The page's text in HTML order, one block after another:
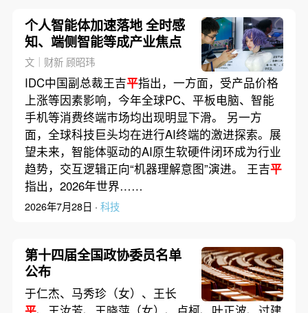
个人智能体加速落地 全时感
知、端侧智能等成产业焦点
文｜财新 顾昭玮
IDC中国副总裁王吉平指出，一方面，受产品价格
上涨等因素影响，今年全球PC、平板电脑、智能
手机等消费终端市场均出现明显下滑。 另一方
面，全球科技巨头均在进行AI终端的激进探索。展
望未来，智能体驱动的AI原生软硬件闭环成为行业
趋势，交互逻辑正向“机器理解意图”演进。 王吉平
指出，2026年世界……
2026年7月28日 · 科技
第十四届全国政协委员名单
公布
于仁杰、马秀珍（女）、王长